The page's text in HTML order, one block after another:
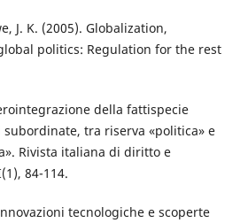
J. K. (2005). Globalization,
politics: Regulation for the rest
della fattispecie
tra riserva «politica» e
Rivista italiana di diritto e
84-114.
tecnologiche e scoperte